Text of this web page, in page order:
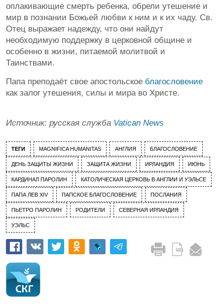
оплакивающие смерть ребенка, обрели утешение и
мир в познании Божьей любви к ним и к их чаду. Св.
Отец выражает надежду, что они найдут
необходимую поддержку в церковной общине и
особенно в жизни, питаемой молитвой и
Таинствами.
Папа преподаёт свое апостольское благословение
как залог утешения, силы и мира во Христе.
Источник: русская служба Vatican News
ТЕГИ MAGNIFICA HUMANITAS АНГЛИЯ БЛАГОСЛОВЕНИЕ
ДЕНЬ ЗАЩИТЫ ЖИЗНИ ЗАЩИТА ЖИЗНИ ИРЛАНДИЯ ИЮНЬ
КАРДИНАЛ ПАРОЛИН КАТОЛИЧЕСКАЯ ЦЕРКОВЬ В АНГЛИИ И УЭЛЬСЕ
ПАПА ЛЕВ XIV ПАПСКОЕ БЛАГОСЛОВЕНИЕ ПОСЛАНИЯ
ПЬЕТРО ПАРОЛИН РОДИТЕЛИ СЕВЕРНАЯ ИРЛАНДИЯ
УЭЛЬС